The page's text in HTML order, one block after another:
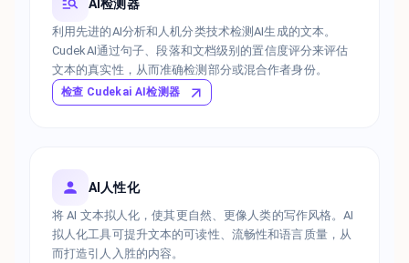
AI检测器
利用先进的AI分析和人机分类技术检测AI生成的文本。
CudekAI通过句子、段落和文档级别的置信度评分来评估
文本的真实性，从而准确检测部分或混合作者身份。
检查 Cudekai AI检测器
AI人性化
将 AI 文本拟人化，使其更自然、更像人类的写作风格。AI
拟人化工具可提升文本的可读性、流畅性和语言质量，从
而打造引人入胜的内容。